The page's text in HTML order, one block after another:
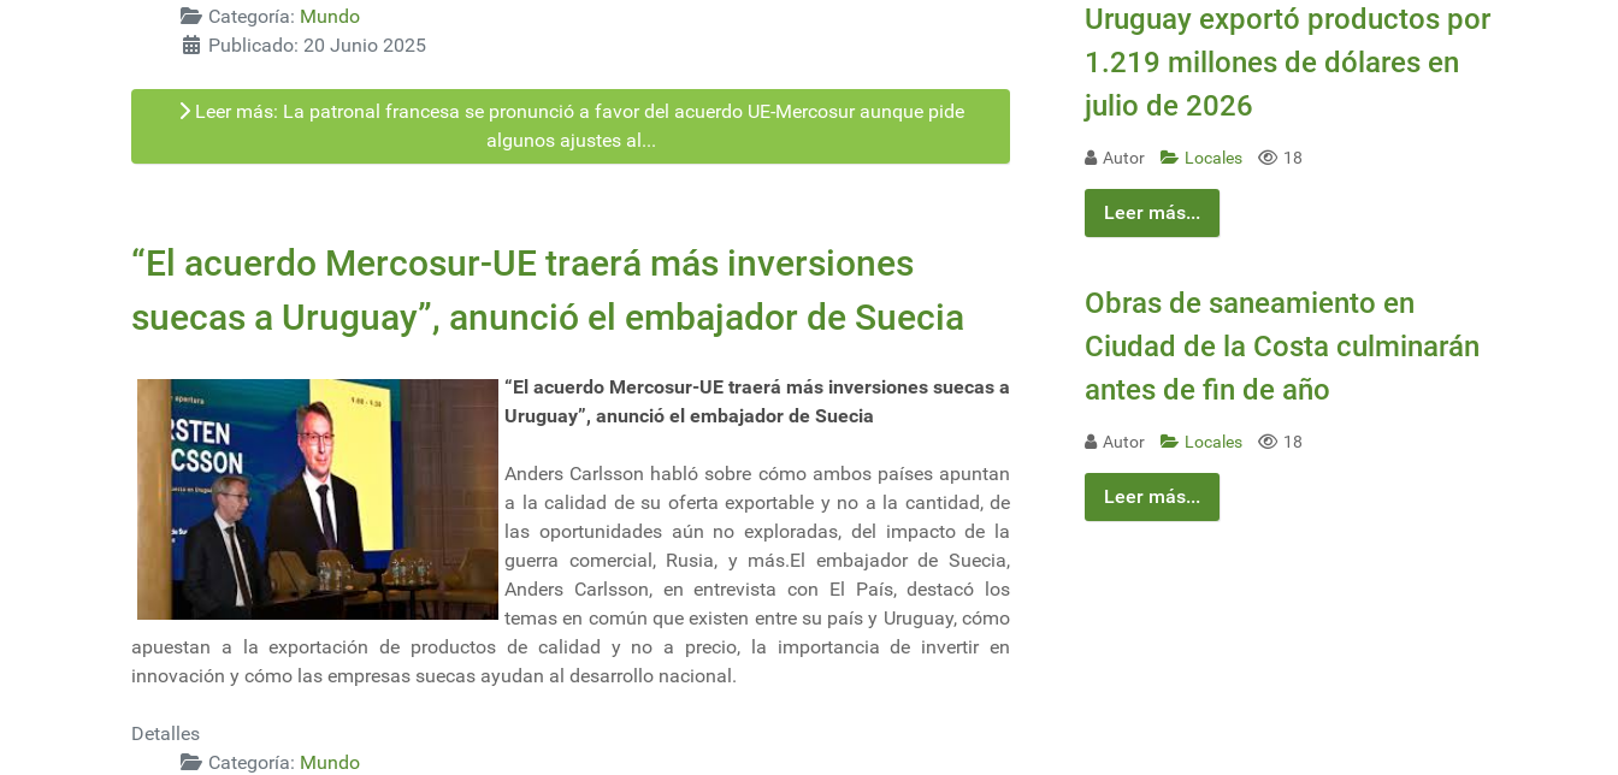
Categoría: Mundo
Publicado: 20 Junio 2025
Leer más: La patronal francesa se pronunció a favor del acuerdo UE-Mercosur aunque pide
algunos ajustes al...
“El acuerdo Mercosur-UE traerá más inversiones
suecas a Uruguay”, anunció el embajador de Suecia
“El acuerdo Mercosur-UE traerá más inversiones suecas a
Uruguay”, anunció el embajador de Suecia
Anders Carlsson habló sobre cómo ambos países apuntan
a la calidad de su oferta exportable y no a la cantidad, de
las oportunidades aún no exploradas, del impacto de la
guerra comercial, Rusia, y más.El embajador de Suecia,
Anders Carlsson, en entrevista con El País, destacó los
temas en común que existen entre su país y Uruguay, cómo
apuestan a la exportación de productos de calidad y no a precio, la importancia de invertir en
innovación y cómo las empresas suecas ayudan al desarrollo nacional.
Detalles
Categoría: Mundo
Uruguay exportó productos por
1.219 millones de dólares en
julio de 2026
Autor Locales 18
Leer más...
Obras de saneamiento en
Ciudad de la Costa culminarán
antes de fin de año
Autor Locales 18
Leer más...